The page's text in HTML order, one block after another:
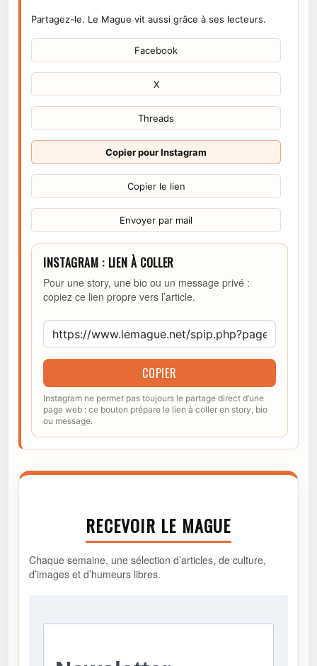
Partagez-le. Le Mague vit aussi grâce à ses lecteurs.
Facebook
X
Threads
Copier pour Instagram
Copier le lien
Envoyer par mail
INSTAGRAM : LIEN À COLLER
Pour une story, une bio ou un message privé :
copiez ce lien propre vers l’article.
COPIER
Instagram ne permet pas toujours le partage direct d’une
page web : ce bouton prépare le lien à coller en story, bio
ou message.
RECEVOIR LE MAGUE
Chaque semaine, une sélection d’articles, de culture,
d’images et d’humeurs libres.